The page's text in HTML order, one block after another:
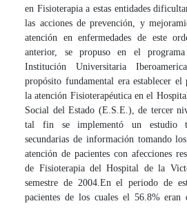
en Fisioterapia a estas entidades
las acciones de prevención, y
atención en enfermedades de este
anterior, se propuso en el
Institución Universitaria
propósito fundamental era establecer
la atención Fisioterapéutica en el
Social del Estado (E.S.E.), de tercer
tal fin se implementó un estudio
secundarias de información tomando
atención de pacientes con afecciones
de Fisioterapia del Hospital de la
semestre de 2004.En el periodo de
pacientes de los cuales el 56.8% eran